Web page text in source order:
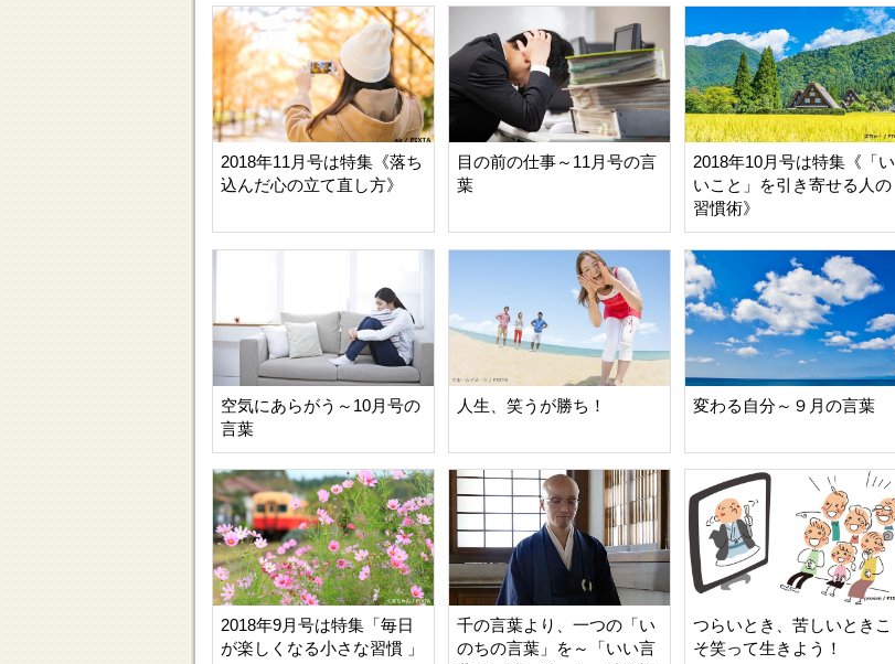
2018年11月号は特集《落ち
込んだ心の立て直し方》
目の前の仕事～11月号の言
葉
2018年10月号は特集《「い
いこと」を引き寄せる人の
習慣術》
空気にあらがう～10月号の
言葉
人生、笑うが勝ち！ 変わる自分～９月の言葉
2018年9月号は特集「毎日
が楽しくなる小さな習慣 」
千の言葉より、一つの「い
のちの言葉」を～「いい言
つらいとき、苦しいときこ
そ笑って生きよう！